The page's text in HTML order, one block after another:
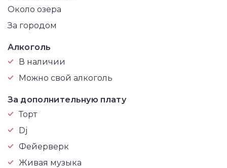
Около озера
За городом
Алкоголь
В наличии
Можно свой алкоголь
За дополнительную плату
Торт
Dj
Фейерверк
Живая музыка